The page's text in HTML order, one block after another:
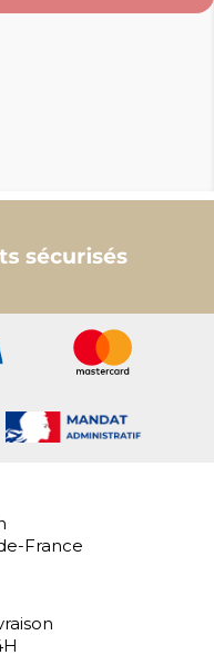
France